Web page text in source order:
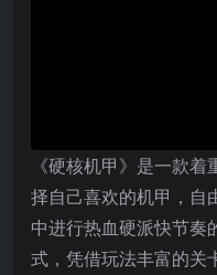
《硬核机甲》是一款
择自己喜欢的机甲，自
中进行热血硬派快节奏
式，凭借玩法丰富的关